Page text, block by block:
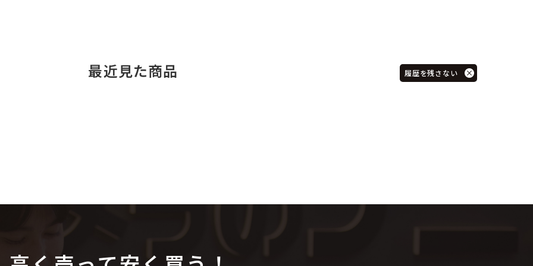
最近見た商品 履歴を残さない